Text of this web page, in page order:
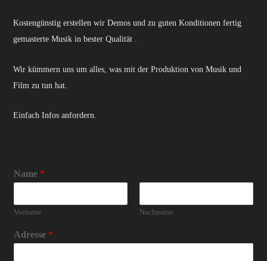
Kostengünstig erstellen wir Demos und zu guten Konditionen fertig
gemasterte Musik in bester Qualität .
Wir kümmern uns um alles, was mit der Produktion von Musik und
Film zu tun hat.
Einfach Infos anfordern.
Name *
Vorname Nachname
Adresse *